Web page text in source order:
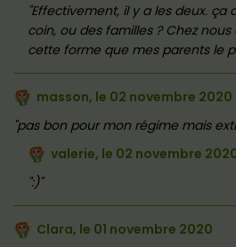
Effectivement, il y a les deux.
coin, ou des familles ? Chez
cette forme que mes parents le
masson, le 02 novembre 2020
pas bon pour mon régime mais
valerie, le 02 novembre
:)
Clara, le 01 novembre 2020